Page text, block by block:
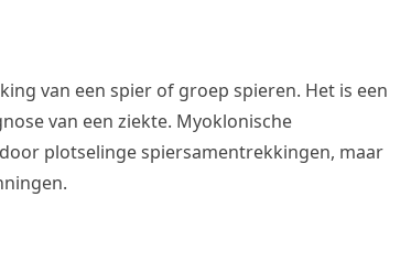
van een spier of groep spieren. Het is een
van een ziekte. Myoklonische
plotselinge spiersamentrekkingen, maar